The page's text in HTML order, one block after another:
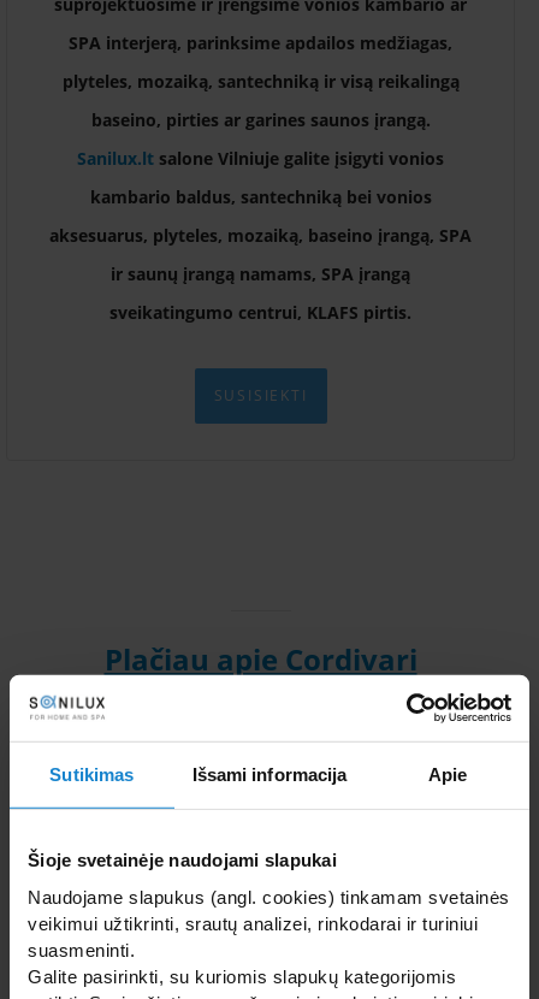
Sutikimas Išsami informacija Apie
Šioje svetainėje naudojami slapukai
Naudojame slapukus (angl. cookies) tinkamam svetainės
veikimui užtikrinti, srautų analizei, rinkodarai ir turiniui
suasmeninti.
Galite pasirinkti, su kuriomis slapukų kategorijomis
SPA interjerą, parinksime apdailos medžiagas,
plyteles, mozaiką, santechniką ir visą reikalingą
baseino, pirties ar garines saunos įrangą.
Sanilux.lt salone Vilniuje galite įsigyti vonios
kambario baldus, santechniką bei vonios
aksesuarus, plyteles, mozaiką, baseino įrangą, SPA
ir saunų įrangą namams, SPA įrangą
sveikatingumo centrui, KLAFS pirtis.
SUSISIEKTI
Plačiau apie Cordivari
Susidomėjote? Kilo klausimų?
Parašykite mums dabar!
Mūsų komanda mielai pakonsultuos su Jūsų projektuir
parinks daug kitų papildomų aksesuarų bei parengsime